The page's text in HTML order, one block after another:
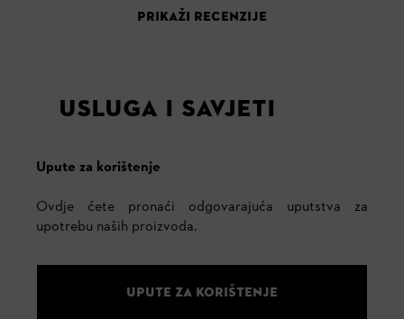
PRIKAŽI RECENZIJE
USLUGA I SAVJETI
Upute za korištenje
Ovdje ćete pronaći odgovarajuća uputstva za
upotrebu naših proizvoda.
UPUTE ZA KORIŠTENJE